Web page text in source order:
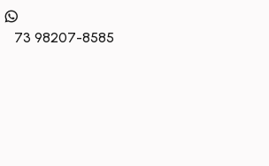
73 98207-8585